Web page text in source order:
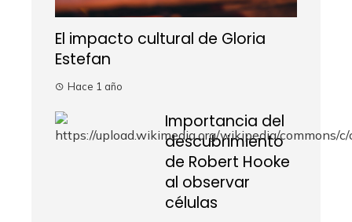
El impacto cultural de Gloria
Estefan
Hace 1 año
Importancia del
descubrimiento
de Robert Hooke
al observar
células